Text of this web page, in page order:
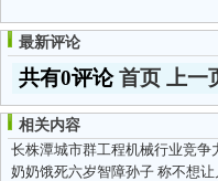
最新评论
共有0评论首页 上一
相关内容
长株潭城市群工程机械行业竞争
奶奶饿死六岁智障孙子 称不想